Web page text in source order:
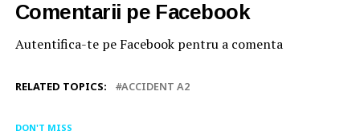
Comentarii pe Facebook
Autentifica-te pe Facebook pentru a comenta
RELATED TOPICS: ACCIDENT A2
DON'T MISS